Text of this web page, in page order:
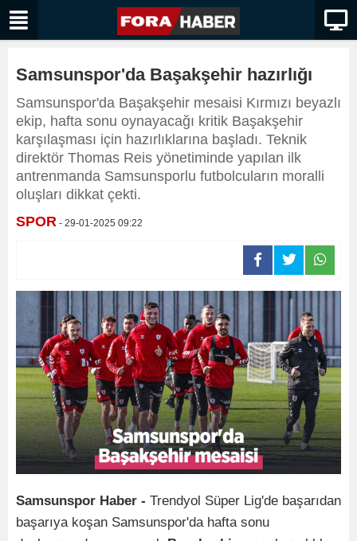
Samsunspor'da Başakşehir hazırlığı
Samsunspor'da Başakşehir mesaisi Kırmızı beyazlı
ekip, hafta sonu oynayacağı kritik Başakşehir
karşılaşması için hazırlıklarına başladı. Teknik
direktör Thomas Reis yönetiminde yapılan ilk
antrenmanda Samsunsporlu futbolcuların moralli
oluşları dikkat çekti.
SPOR - 29-01-2025 09:22
Samsunspor Haber - Trendyol Süper Lig'de başarıdan
başarıya koşan Samsunspor'da hafta sonu